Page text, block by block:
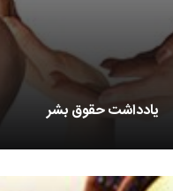
یادداشت حقوق بشر